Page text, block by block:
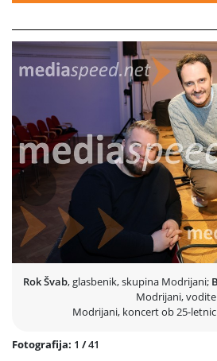
Po uspešnem nastopu v Mariboru se
naslednje postaje turneje, ki jih bodo
Zagorje ob Savi, Lendavo, Ljubljano, Celje
Sodeč po navdušenju, ki so ga poželi
jubilejna turneja zapisala nepozaben
narodnozabavne glasbe.
Rok Švab, glasbenik, skupina Modrijani;
Modrijani,
Modrijani, koncert ob 25-
Prejšnja
Fotografija: 1 /41